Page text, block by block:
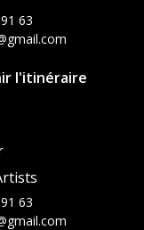
63
l'itinéraire
63